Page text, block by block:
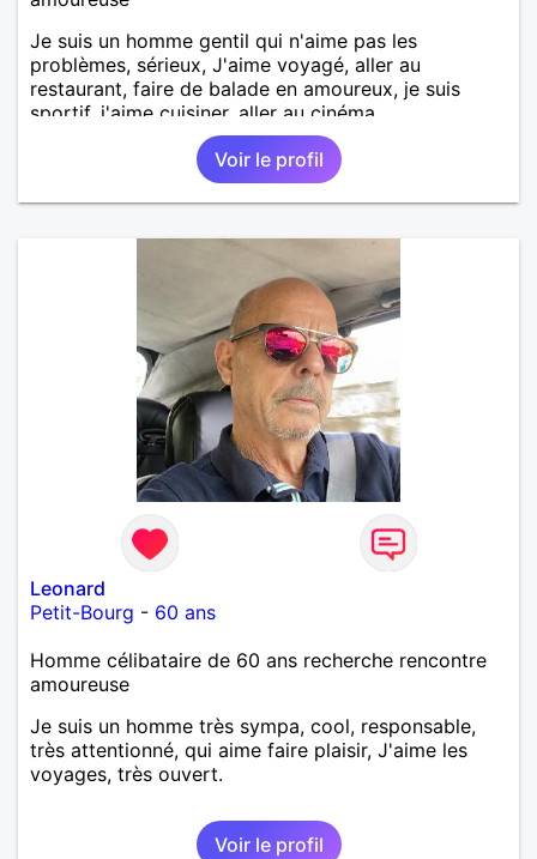
Je suis un homme gentil qui n'aime pas les
problèmes, sérieux, J'aime voyagé, aller au
restaurant, faire de balade en amoureux, je suis
sportif, j'aime cuisiner, aller au cinéma
Voir le profil
Leonard
Petit-Bourg - 60 ans
Homme célibataire de 60 ans recherche rencontre
amoureuse
Je suis un homme très sympa, cool, responsable,
très attentionné, qui aime faire plaisir, J'aime les
voyages, très ouvert.
Voir le profil